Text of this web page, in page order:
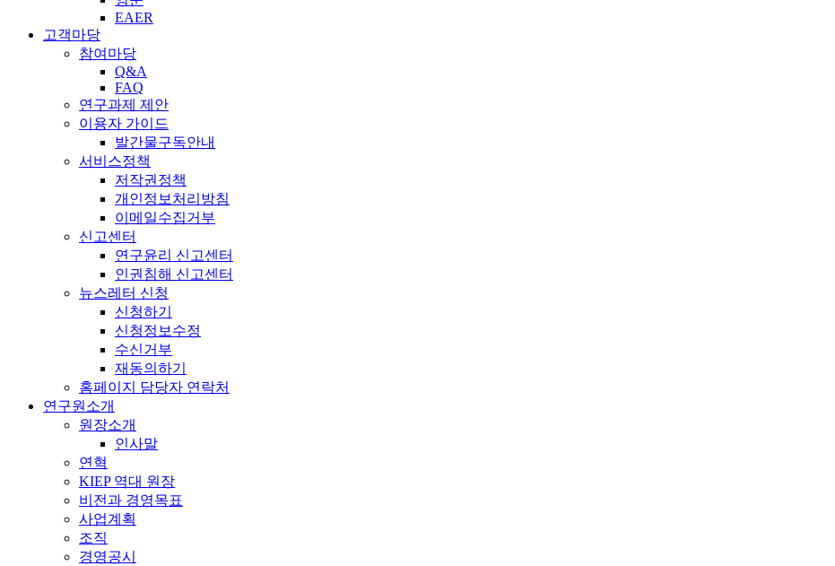
EAER
고객마당
참여마당
Q&A
FAQ
연구과제 제안
이용자 가이드
발간물구독안내
서비스정책
저작권정책
개인정보처리방침
이메일수집거부
신고센터
연구윤리 신고센터
인권침해 신고센터
뉴스레터 신청
신청하기
신청정보수정
수신거부
재동의하기
홈페이지 담당자 연락처
연구원소개
원장소개
인사말
연혁
KIEP 역대 원장
비전과 경영목표
사업계획
조직
경영공시